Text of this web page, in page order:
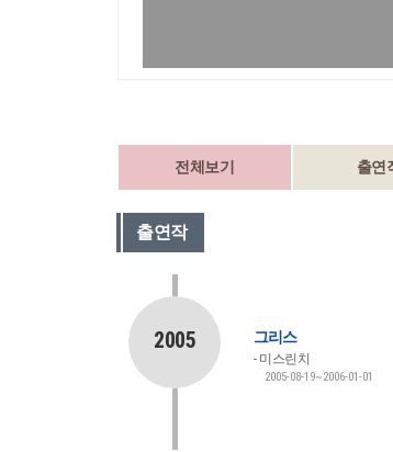
전체보기 출연
출연작
2005 그리스
미스린치
2005-08-19~2006-01-01